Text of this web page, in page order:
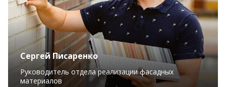
Сергей Писаренко
Руководитель отдела реализации фасадных
материалов